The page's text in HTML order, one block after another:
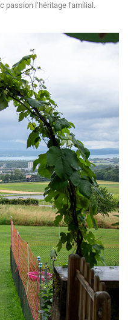
passion l’héritage familial.